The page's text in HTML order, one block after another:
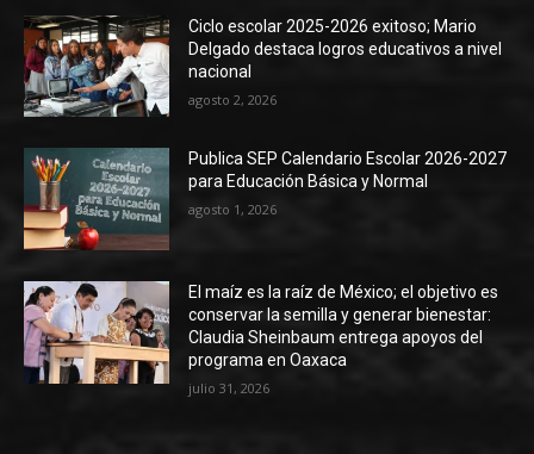
Ciclo escolar 2025-2026 exitoso; Mario
Delgado destaca logros educativos a nivel
nacional
agosto 2, 2026
Publica SEP Calendario Escolar 2026-2027
para Educación Básica y Normal
agosto 1, 2026
El maíz es la raíz de México; el objetivo es
conservar la semilla y generar bienestar:
Claudia Sheinbaum entrega apoyos del
programa en Oaxaca
julio 31, 2026